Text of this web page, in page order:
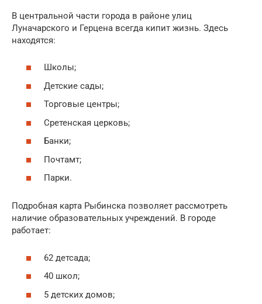
В центральной части города в районе улиц
Луначарского и Герцена всегда кипит жизнь. Здесь
находятся:
Школы;
Детские сады;
Торговые центры;
Сретенская церковь;
Банки;
Почтамт;
Парки.
Подробная карта Рыбинска позволяет рассмотреть
наличие образовательных учреждений. В городе
работает:
62 детсада;
40 школ;
5 детских домов;